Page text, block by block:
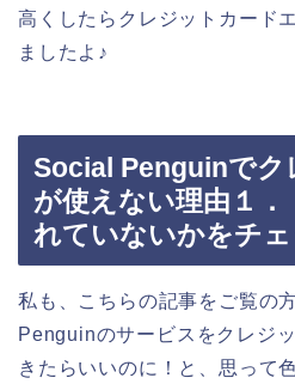
高くしたらクレジットカード
ましたよ♪
Social Penguinでク
が使えない理由１．
れていないかをチェ
私も、こちらの記事をご覧の
Penguinのサービスをクレジ
きたらいいのに！と、思って